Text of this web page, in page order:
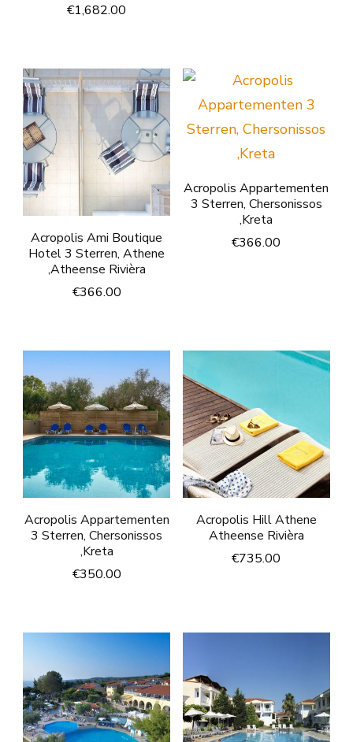
€1,682.00
Acropolis Ami Boutique
Hotel 3 Sterren, Athene
,Atheense Rivièra
€366.00
Acropolis Appartementen
3 Sterren, Chersonissos
,Kreta
€366.00
Acropolis Appartementen
3 Sterren, Chersonissos
,Kreta
€350.00
Acropolis Hill Athene
Atheense Rivièra
€735.00